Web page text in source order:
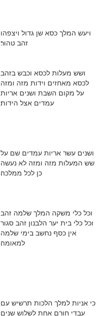
ויעש המלך כסא שן גדול ויצפהו
זהב טהור׃
ושש מעלות לכסא וכבש בזהב
לכסא מאחזים וידות מזה ומזה
על מקום השבת ושנים אריות
עמדים אצל הידות׃
ושנים עשר אריות עמדים שם על
שש המעלות מזה ומזה לא נעשה
כן לכל ממלכה׃
וכל כלי משקה המלך שלמה זהב
וכל כלי בית יער הלבנון זהב סגור
אין כסף נחשב בימי שלמה
למאומה׃
כי אניות למלך הלכות תרשיש עם
עבדי חורם אחת לשלוש שנים